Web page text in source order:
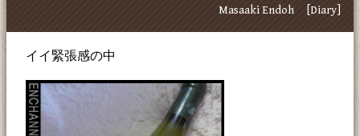
Masaaki Endoh [Diary]
イイ緊張感の中